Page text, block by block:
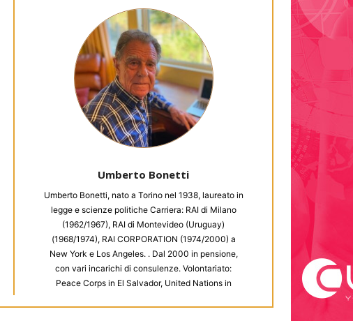
Umberto Bonetti
Umberto Bonetti, nato a Torino nel 1938, laureato in
legge e scienze politiche Carriera: RAI di Milano
(1962/1967), RAI di Montevideo (Uruguay)
(1968/1974), RAI CORPORATION (1974/2000) a
New York e Los Angeles. . Dal 2000 in pensione,
con vari incarichi di consulenze. Volontariato:
Peace Corps in El Salvador, United Nations in